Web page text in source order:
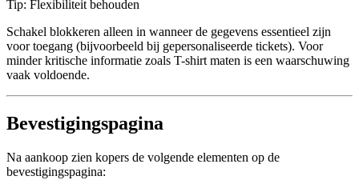
Tip: Flexibiliteit behouden
Schakel blokkeren alleen in wanneer de gegevens essentieel zijn
voor toegang (bijvoorbeeld bij gepersonaliseerde tickets). Voor
minder kritische informatie zoals T-shirt maten is een waarschuwing
vaak voldoende.
Bevestigingspagina
Na aankoop zien kopers de volgende elementen op de
bevestigingspagina: